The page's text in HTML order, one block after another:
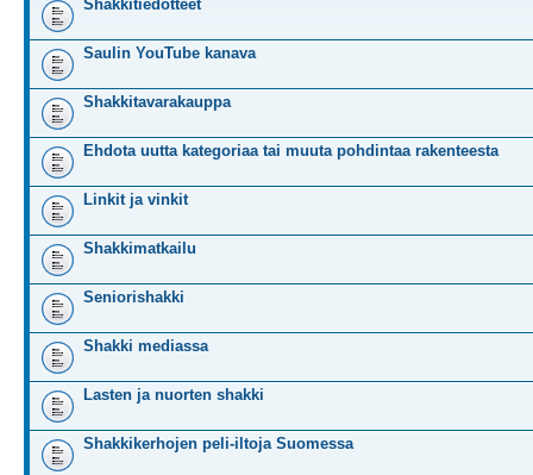
Shakkitiedotteet
Saulin YouTube kanava
Shakkitavarakauppa
Ehdota uutta kategoriaa tai muuta pohdintaa rakenteesta
Linkit ja vinkit
Shakkimatkailu
Seniorishakki
Shakki mediassa
Lasten ja nuorten shakki
Shakkikerhojen peli-iltoja Suomessa